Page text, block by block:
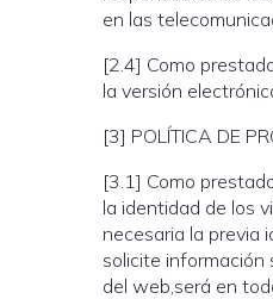
en las
[2.4] Como
la versión
[3] POLÍTICA DE
[3.1] Como
la identidad de los
necesaria la previa
solicite información
del web,será en